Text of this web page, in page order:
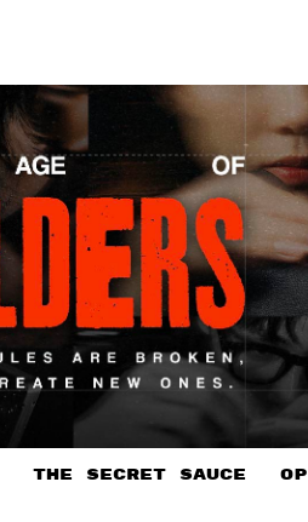
THE SECRET SAUCE​